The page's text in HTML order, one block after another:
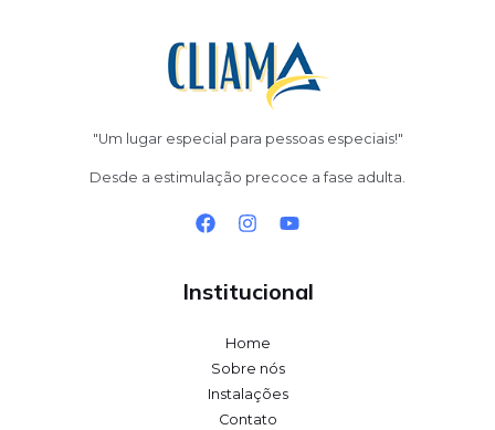
"Um lugar especial para pessoas especiais!"
Desde a estimulação precoce a fase adulta.
Institucional
Home
Sobre nós
Instalações
Contato